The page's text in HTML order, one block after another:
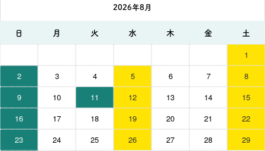
2026年8月
日 月 火 水 木 金 土
1
2
3 4 5 6 7
8
9
10 11 12 13 14
15
16
17 18 19 20 21
22
23
24 25 26 27 28
29